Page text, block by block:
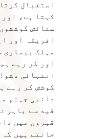
استقبال
کہتا ہے،
ستائش
افریقہ اور
مہلک بیماری
اور کر رہے
انتہائی
کوشش کر رہے
دائمی جہنم
قید سے باہر
قبروں میں
جانتے ہیں کہ